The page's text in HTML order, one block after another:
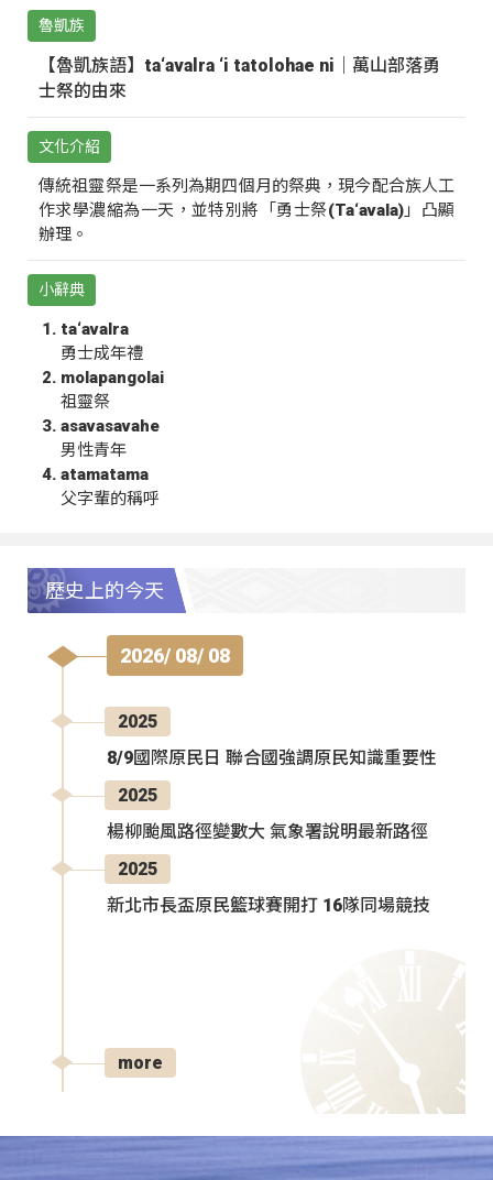
魯凱族
【魯凱族語】ta‘avalra ‘i tatolohae ni｜萬山部落勇
士祭的由來
文化介紹
傳統祖靈祭是一系列為期四個月的祭典，現今配合族人工
作求學濃縮為一天，並特別將「勇士祭(Ta‘avala)」凸顯
辦理。
小辭典
ta‘avalra
勇士成年禮
molapangolai
祖靈祭
asavasavahe
男性青年
atamatama
父字輩的稱呼
歷史上的今天
2026/ 08/ 08
2025
8/9國際原民日 聯合國強調原民知識重要性
2025
楊柳颱風路徑變數大 氣象署說明最新路徑
2025
新北市長盃原民籃球賽開打 16隊同場競技
more